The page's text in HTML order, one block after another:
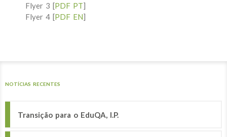
Flyer 3 [PDF PT]
Flyer 4 [PDF EN]
NOTÍCIAS RECENTES
Transição para o EduQA, I.P.